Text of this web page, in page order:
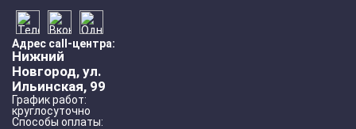
Адрес call-центра:
Нижний
Новгород, ул.
Ильинская, 99
График работ:
круглосуточно
Способы оплаты: